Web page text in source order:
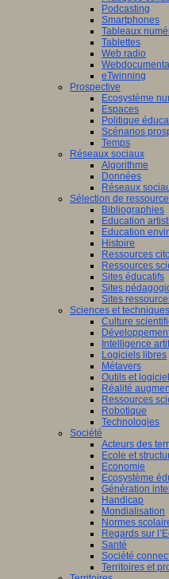
Podcasting
Smartphones
Tableaux
Tablettes
Web radio
eTwinning
Prospective
Ecosystème
Espaces
Politique
Scénarios
Temps
Réseaux sociaux
Algorithme
Données
Réseaux
Sélection de
Bibliographies
Education
Education
Histoire
Ressources
Ressources
Sites éducatifs
Sites
Sites
Sciences et techniques
Culture
Intelligence
Logiciels libres
Métavers
Outils et
Réalité
Ressources
Robotique
Technologies
Société
Acteurs des
Ecole et
Economie
Ecosystème
Génération
Handicap
Mondialisation
Normes
Regards sur
Santé
Société
Territoires et